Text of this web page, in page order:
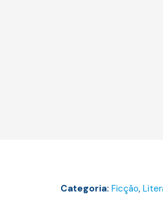
Categoria: Ficção,